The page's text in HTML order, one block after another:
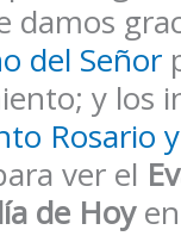
damos
del Señor
y los
Rosario
ver el
de Hoyen